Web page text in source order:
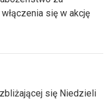
się w akcję
się Niedzieli